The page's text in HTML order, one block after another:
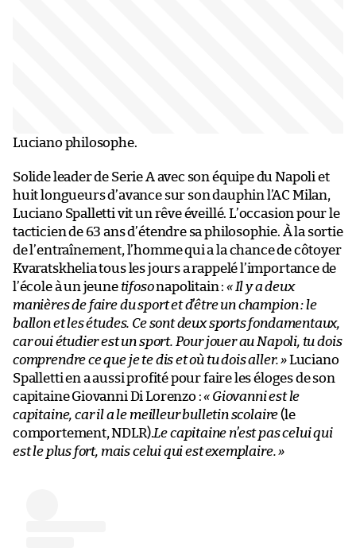
Luciano philosophe.
Solide leader de Serie A avec son équipe du Napoli et
huit longueurs d’avance sur son dauphin l’AC Milan,
Luciano Spalletti vit un rêve éveillé. L’occasion pour le
tacticien de 63 ans d’étendre sa philosophie. À la sortie
de l’entraînement, l’homme qui a la chance de côtoyer
Kvaratskhelia tous les jours a rappelé l’importance de
l’école à un jeunetifosonapolitain : « Il y a deux
manières de faire du sport et d’être un champion : le
ballon et les études. Ce sont deux sports fondamentaux,
car oui étudier est un sport. Pour jouer au Napoli, tu dois
comprendre ce que je te dis et où tu dois aller. »Luciano
Spalletti en a aussi profité pour faire les éloges de son
capitaine Giovanni Di Lorenzo :« Giovanni est le
capitaine, car il a le meilleur bulletin scolaire(le
comportement, NDLR).Le capitaine n’est pas celui qui
est le plus fort, mais celui qui est exemplaire. »